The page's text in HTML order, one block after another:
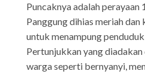
Puncaknya adalah perayaan
Panggung dihias meriah
untuk menampung
Pertunjukkan yang
warga seperti bernyanyi,